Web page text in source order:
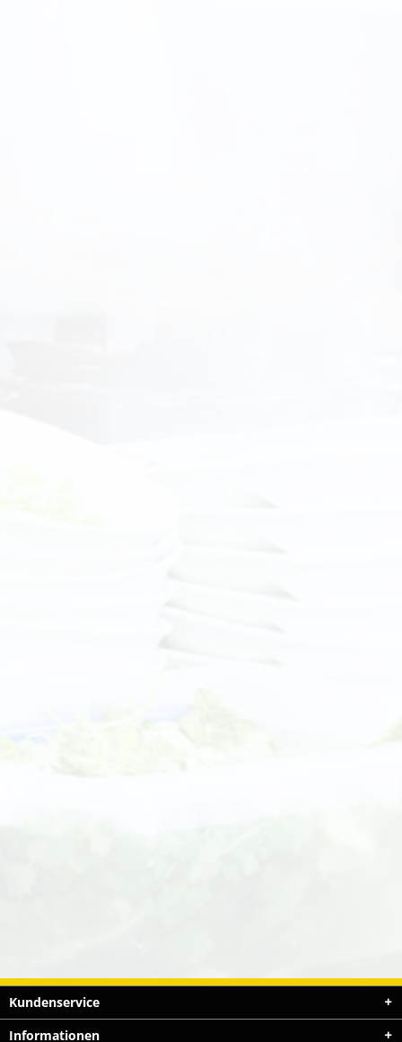
Kundenservice
Informationen